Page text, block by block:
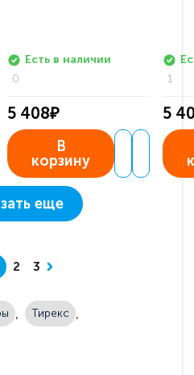
Есть в наличии
0
5 408₽
В
корзину
1
5
еще
2 3
Тирекс